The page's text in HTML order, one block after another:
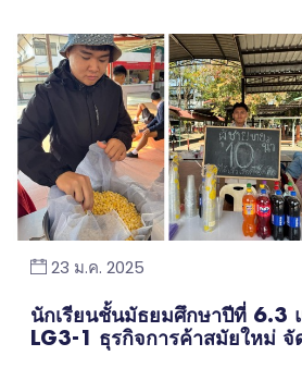
23 ม.ค. 2025
นักเรียนชั้นมัธยมศึกษาปีที่ 6.3
LG3-1 ธุรกิจการค้าสมัยใหม่ จั